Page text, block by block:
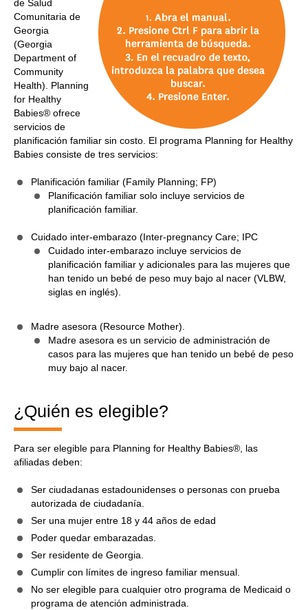
de Salud
Comunitaria de
Georgia
(Georgia
Department of
Community
Health). Planning
for Healthy
Babies® ofrece
servicios de
planificación familiar sin costo. El programa Planning for Healthy
Babies consiste de tres servicios:
Planificación familiar (Family Planning; FP)
Planificación familiar solo incluye servicios de
planificación familiar.
Cuidado inter-embarazo (Inter-pregnancy Care; IPC
Cuidado inter-embarazo incluye servicios de
planificación familiar y adicionales para las mujeres que
han tenido un bebé de peso muy bajo al nacer (VLBW,
siglas en inglés).
Madre asesora (Resource Mother).
Madre asesora es un servicio de administración de
casos para las mujeres que han tenido un bebé de peso
muy bajo al nacer.
¿Quién es elegible?
Para ser elegible para Planning for Healthy Babies®, las
afiliadas deben:
Ser ciudadanas estadounidenses o personas con prueba
autorizada de ciudadanía.
Ser una mujer entre 18 y 44 años de edad
Poder quedar embarazadas.
Ser residente de Georgia.
Cumplir con límites de ingreso familiar mensual.
No ser elegible para cualquier otro programa de Medicaid o
programa de atención administrada.